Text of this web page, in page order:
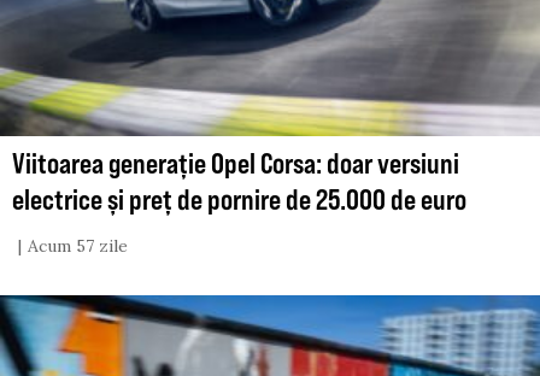
Viitoarea generație Opel Corsa: doar versiuni
electrice și preț de pornire de 25.000 de euro
Acum 57 zile